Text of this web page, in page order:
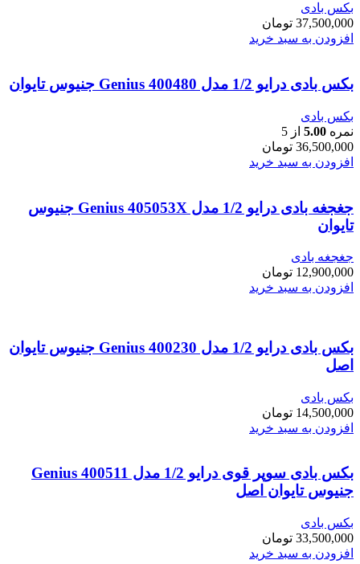
بکس بادی
37,500,000 تومان
افزودن به سبد خرید
بکس بادی درایو 1/2 مدل 400480 Genius جنیوس تایوان
بکس بادی
نمره 5.00 از 5
36,500,000 تومان
افزودن به سبد خرید
جغجغه بادی درایو 1/2 مدل Genius 405053X جنیوس
تایوان
جغجغه بادی
12,900,000 تومان
افزودن به سبد خرید
بکس بادی درایو 1/2 مدل Genius 400230 جنیوس تایوان
اصل
بکس بادی
14,500,000 تومان
افزودن به سبد خرید
بکس بادی سوپر قوی درایو 1/2 مدل Genius 400511
جنیوس تایوان اصل
بکس بادی
33,500,000 تومان
افزودن به سبد خرید